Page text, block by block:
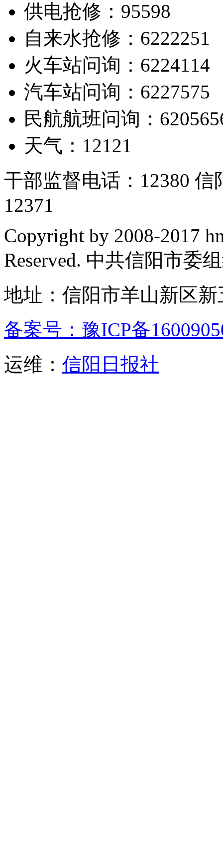
供电抢修：95598
自来水抢修：6222251
火车站问询：6224114
汽车站问询：6227575
民航航班问询：
天气：12121
干部监督电话：12380
12371
Copyright by 2008-2017
Reserved. 中共信阳市委
地址：信阳市羊山新区
备案号：豫ICP备
运维： 信阳日报社